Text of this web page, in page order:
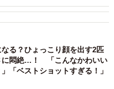
る？ひょっこり顔を出す2匹
に悶絶…！ 「こんなかわいい
「ベストショットすぎる！」